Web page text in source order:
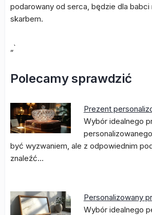
podarowany od serca, będzie dla babci
skarbem.
„`
Polecamy sprawdzić
Prezent
Wybór idealnego
być wyzwaniem, ale z odpowiednim
znaleźć…
Personalizowany
Wybór idealnego